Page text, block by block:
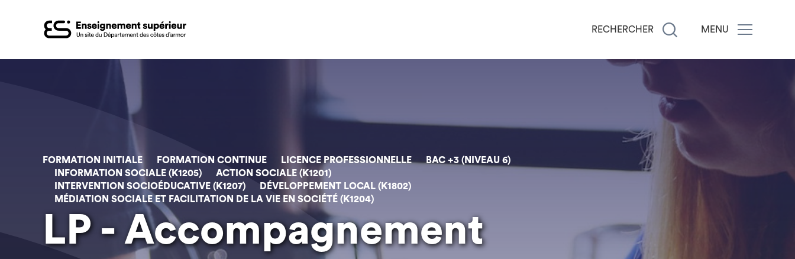
RECHERCHER MENU
FORMATION INITIALE FORMATION CONTINUE LICENCE PROFESSIONNELLE
BAC +3 (NIVEAU 6)
INFORMATION SOCIALE (K1205)
ACTION SOCIALE (K1201)
INTERVENTION SOCIOÉDUCATIVE (K1207)
DÉVELOPPEMENT LOCAL (K1802)
MÉDIATION SOCIALE ET FACILITATION DE LA VIE EN SOCIÉTÉ (K1204)
LP - Accompagnement